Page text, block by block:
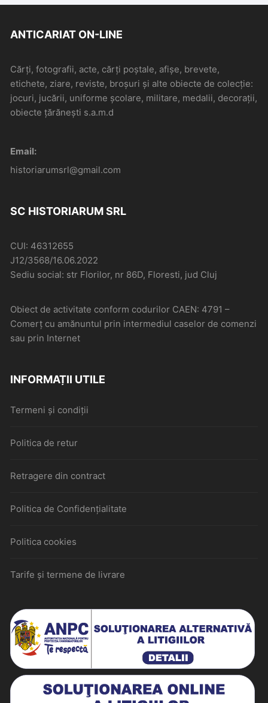
ANTICARIAT ON-LINE
Cărți, fotografii, acte, cărți poștale, afișe, brevete,
etichete, ziare, reviste, broșuri și alte obiecte de colecție:
jocuri, jucării, uniforme școlare, militare, medalii, decorații,
obiecte țărănești s.a.m.d
Email:
historiarumsrl@gmail.com
SC HISTORIARUM SRL
CUI: 46312655
J12/3568/16.06.2022
Sediu social: str Florilor, nr 86D, Floresti, jud Cluj
Obiect de activitate conform codurilor CAEN: 4791 –
Comerţ cu amănuntul prin intermediul caselor de comenzi
sau prin Internet
INFORMAȚII UTILE
Termeni și condiții
Politica de retur
Retragere din contract
Politica de Confidențialitate
Politica cookies
Tarife și termene de livrare